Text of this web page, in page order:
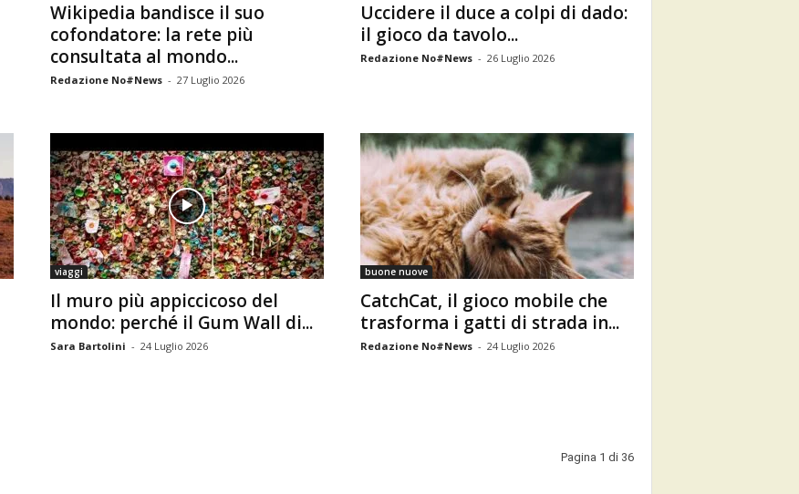
Wikipedia bandisce il suo
cofondatore: la rete più
consultata al mondo...
Redazione No#News - 27 Luglio 2026
Uccidere il duce a colpi di dado:
il gioco da tavolo...
Redazione No#News - 26 Luglio 2026
viaggi
Il muro più appiccicoso del
mondo: perché il Gum Wall di...
Sara Bartolini - 24 Luglio 2026
buone nuove
CatchCat, il gioco mobile che
trasforma i gatti di strada in...
Redazione No#News - 24 Luglio 2026
Pagina 1 di 36